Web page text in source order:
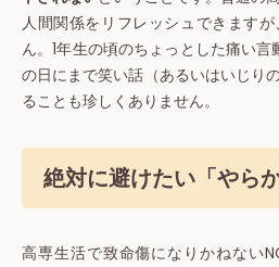
人間関係をリフレッシュできます
ん。1年生の頃のちょっとした痛い
の日にまで笑い話（あるいはいじり
ることも珍しくありません。
絶対に避けたい「やら
高専生活で致命傷になりかねない